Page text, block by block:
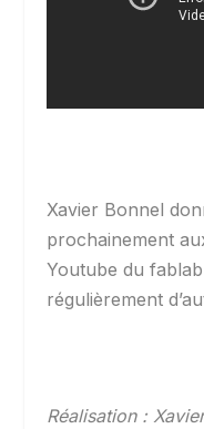
Xavier Bonnel
prochainement
Youtube du
régulièrement
Réalisation :